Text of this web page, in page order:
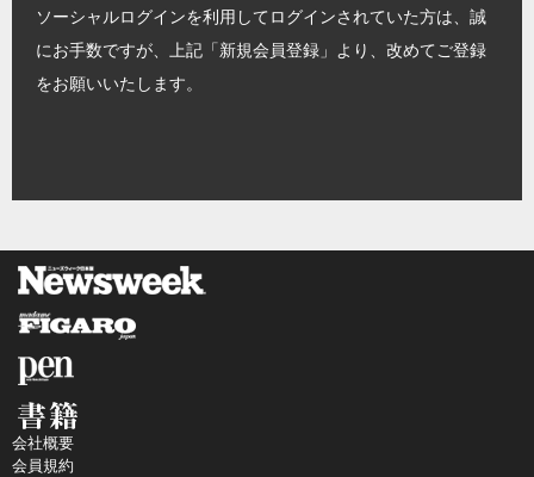
ソーシャルログインを利用してログインされていた方は、誠
にお手数ですが、上記「新規会員登録」より、改めてご登録
をお願いいたします。
会社概要
会員規約